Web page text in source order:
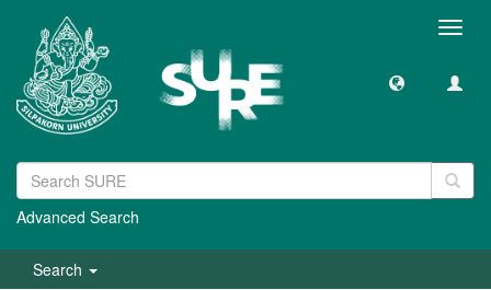
Advanced Search
Search